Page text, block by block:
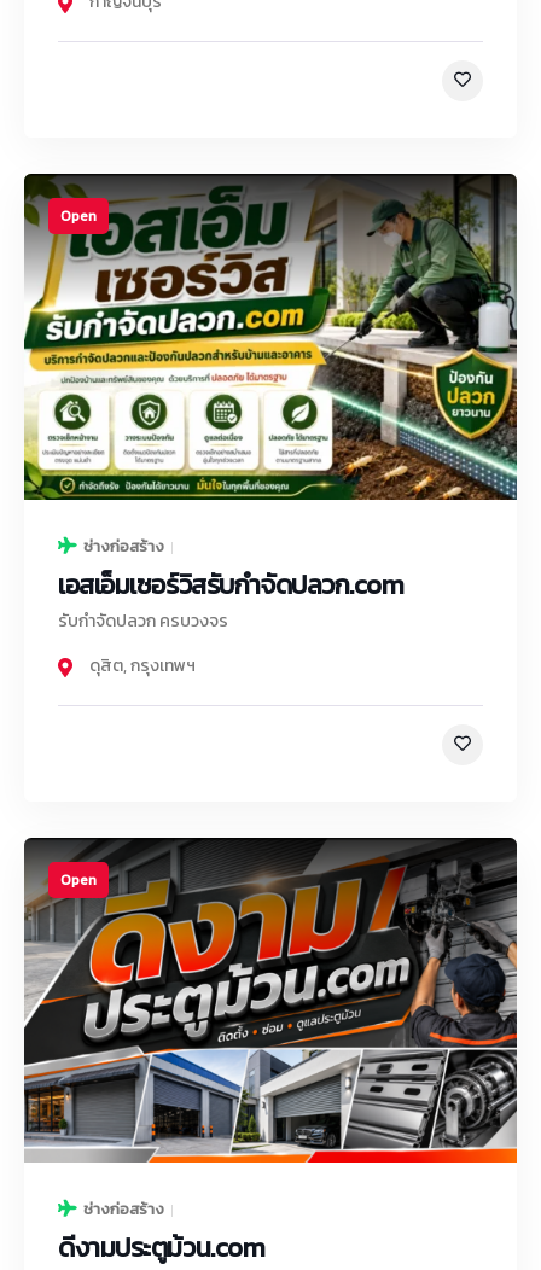
Open
ช่างก่อสร้าง
เอสเอ็มเซอร์วิสรับกําจัดปลวก.com
รับกำจัดปลวก ครบวงจร
ดุสิต,กรุงเทพฯ
Open
ช่างก่อสร้าง
ดีงามประตูม้วน.com